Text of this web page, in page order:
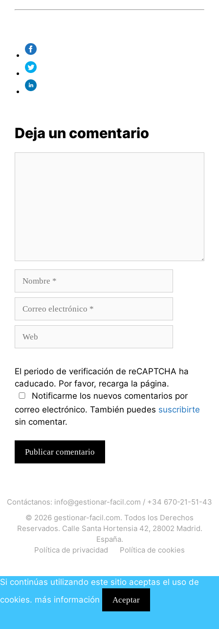
Deja un comentario
electrónico
El periodo de verificación de reCAPTCHA ha
caducado. Por favor, recarga la página.
Notificarme los nuevos comentarios por
correo electrónico. También puedes suscribirte
sin comentar.
Contáctanos: info@gestionar-facil.com / +34 670-21-51-43
© 2026 gestionar-facil.com. Todos los Derechos
Reservados. Calle Santa Hortensia 42, 28002 Madrid.
España.
Política de privacidad
Política de cookies
Si continúas utilizando este sitio aceptas el uso de
cookies. más información Aceptar